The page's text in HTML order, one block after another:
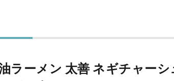
ラーメン 太善 ネギチャー